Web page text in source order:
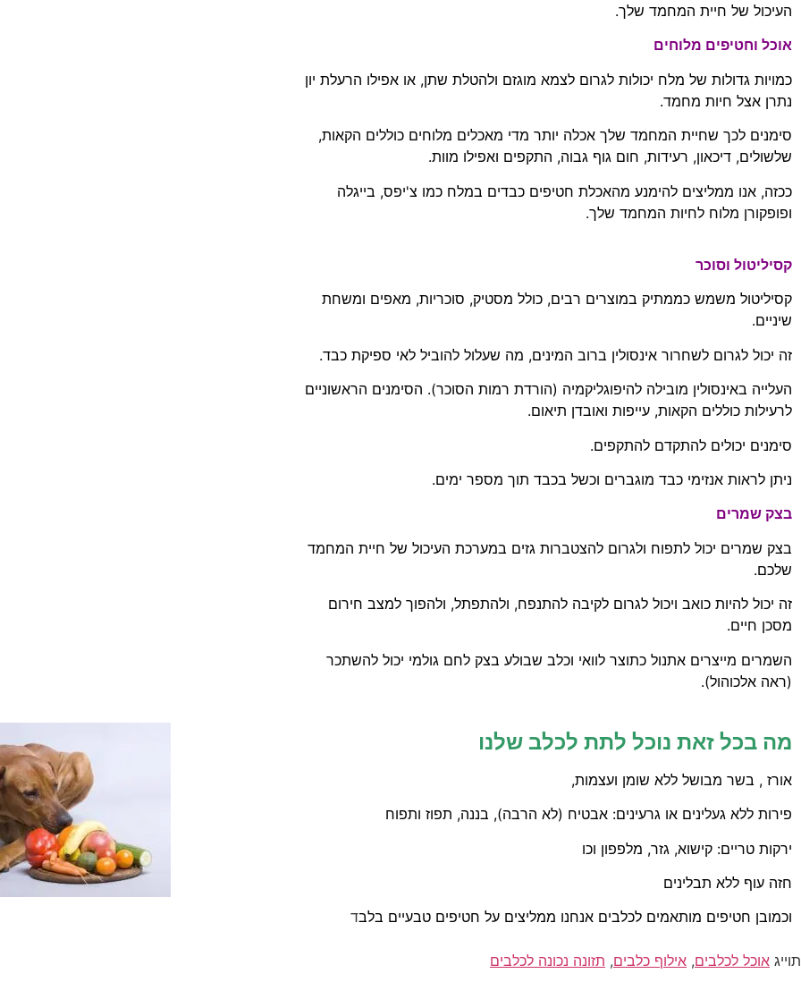
העיכול של חיית המחמד שלך.
אוכל וחטיפים מלוחים
כמויות גדולות של מלח יכולות לגרום לצמא מוגזם ולהטלת שתן, או אפילו הרעלת יון
נתרן אצל חיות מחמד.
סימנים לכך שחיית המחמד שלך אכלה יותר מדי מאכלים מלוחים כוללים הקאות,
שלשולים, דיכאון, רעידות, חום גוף גבוה, התקפים ואפילו מוות.
ככזה, אנו ממליצים להימנע מהאכלת חטיפים כבדים במלח כמו צ'יפס, בייגלה
ופופקורן מלוח לחיות המחמד שלך.
קסיליטול וסוכר
קסיליטול משמש כממתיק במוצרים רבים, כולל מסטיק, סוכריות, מאפים ומשחת
שיניים.
זה יכול לגרום לשחרור אינסולין ברוב המינים, מה שעלול להוביל לאי ספיקת כבד.
העלייה באינסולין מובילה להיפוגליקמיה (הורדת רמות הסוכר). הסימנים הראשוניים
לרעילות כוללים הקאות, עייפות ואובדן תיאום.
סימנים יכולים להתקדם להתקפים.
ניתן לראות אנזימי כבד מוגברים וכשל בכבד תוך מספר ימים.
בצק שמרים
בצק שמרים יכול לתפוח ולגרום להצטברות גזים במערכת העיכול של חיית המחמד
שלכם.
זה יכול להיות כואב ויכול לגרום לקיבה להתנפח, ולהתפתל, ולהפוך למצב חירום
מסכן חיים.
השמרים מייצרים אתנול כתוצר לוואי וכלב שבולע בצק לחם גולמי יכול להשתכר
(ראה אלכוהול).
מה בכל זאת נוכל לתת לכלב שלנו
אורז , בשר מבושל ללא שומן ועצמות,
פירות ללא געלינים או גרעינים: אבטיח (לא הרבה), בננה, תפוז ותפוח
ירקות טריים: קישוא, גזר, מלפפון וכו
חזה עוף ללא תבלינים
וכמובן חטיפים מותאמים לכלבים אנחנו ממליצים על חטיפים טבעיים בלבד
תוייג אוכל לכלבים, אילוף כלבים, תזונה נכונה לכלבים